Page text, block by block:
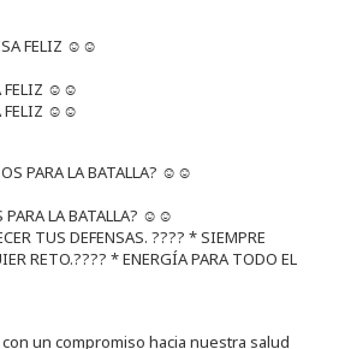
FELIZ ☺️☺️
FELIZ ☺️☺️
PARA LA BATALLA? ☺️☺️
TUS DEFENSAS. ????️ * SIEMPRE
RETO.???? * ENERGÍA PARA TODO EL